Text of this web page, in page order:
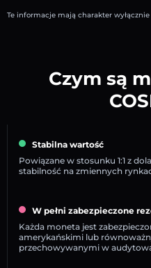
Te informacje mają charakter
Czym są
Stabilna wartość
Powiązane w stosunku 1:1 z
stabilność na zmiennych
W pełni zabezpieczone
Każda moneta jest
amerykańskimi lub
przechowywanymi w